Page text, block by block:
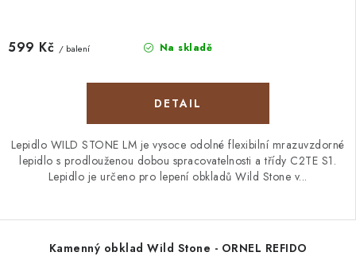
Na skladě
599 Kč / balení
Lepidlo WILD STONE LM je vysoce odolné flexibilní mrazuvzdorné
lepidlo s prodlouženou dobou spracovatelnosti a třídy C2TE S1.
Lepidlo je určeno pro lepení obkladů Wild Stone v...
Kamenný obklad Wild Stone - ORNEL REFIDO